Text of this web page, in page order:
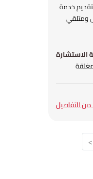
خدمة
ومتلقي
الاستشارة
من التفاصيل